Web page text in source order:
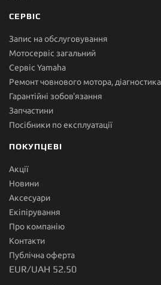
СЕРВІС
Запис на обслуговування
Мотосервіс загальний
Сервіс Yamaha
Ремонт човнового мотора, діагностика
Гарантійні зобов'язання
Запчастини
Посібники по експлуатації
ПОКУПЦЕВІ
Акції
Новини
Аксесуари
Екіпірування
Про компанію
Контакти
Публічна оферта
EUR/UAH 52.50